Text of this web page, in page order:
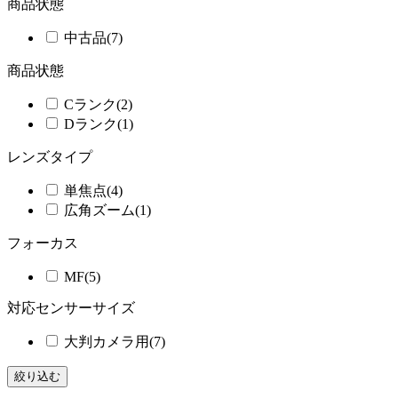
商品状態
中古品(7)
商品状態
Cランク(2)
Dランク(1)
レンズタイプ
単焦点(4)
広角ズーム(1)
フォーカス
MF(5)
対応センサーサイズ
大判カメラ用(7)
絞り込む